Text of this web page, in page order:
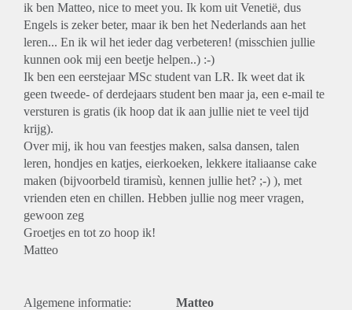
ik ben Matteo, nice to meet you. Ik kom uit Venetië, dus
Engels is zeker beter, maar ik ben het Nederlands aan het
leren... En ik wil het ieder dag verbeteren! (misschien jullie
kunnen ook mij een beetje helpen..) :-)
Ik ben een eerstejaar MSc student van LR. Ik weet dat ik
geen tweede- of derdejaars student ben maar ja, een e-mail te
versturen is gratis (ik hoop dat ik aan jullie niet te veel tijd
krijg).
Over mij, ik hou van feestjes maken, salsa dansen, talen
leren, hondjes en katjes, eierkoeken, lekkere italiaanse cake
maken (bijvoorbeld tiramisù, kennen jullie het? ;-) ), met
vrienden eten en chillen. Hebben jullie nog meer vragen,
gewoon zeg
Groetjes en tot zo hoop ik!
Matteo
Algemene informatie: Matteo